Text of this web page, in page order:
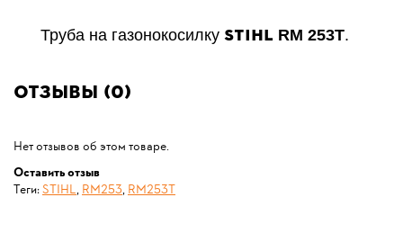
Труба на газонокосилку STIHL RM 253Т.
Отзывы (0)
Нет отзывов об этом товаре.
Оставить отзыв
Теги:STIHL,RM253,RM253T